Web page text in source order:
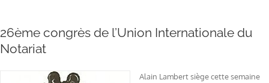
26ème congrès de l’Union Internationale du
Notariat
Alain Lambert siège cette semaine